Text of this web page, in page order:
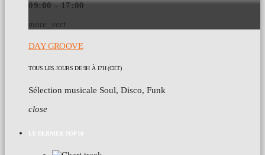
09:00 - 17:00
more_vert
DAY GROOVE
TOUS LES JOURS DE 9H À 17H (CET)
Sélection musicale Soul, Disco, Funk
close
LE DERNIER TOP 10